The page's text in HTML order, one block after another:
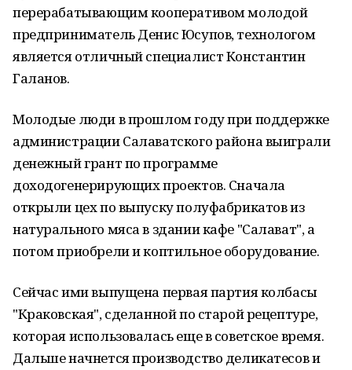
перерабатывающим кооперативом молодой
предприниматель Денис Юсупов, технологом
является отличный специалист Константин
Галанов.
Молодые люди в прошлом году при поддержке
администрации Салаватского района выиграли
денежный грант по программе
доходогенерирующих проектов. Сначала
открыли цех по выпуску полуфабрикатов из
натурального мяса в здании кафе "Салават", а
потом приобрели и коптильное оборудование.
Сейчас ими выпущена первая партия колбасы
"Краковская", сделанной по старой рецептуре,
которая использовалась еще в советское время.
Дальше начнется производство деликатесов и